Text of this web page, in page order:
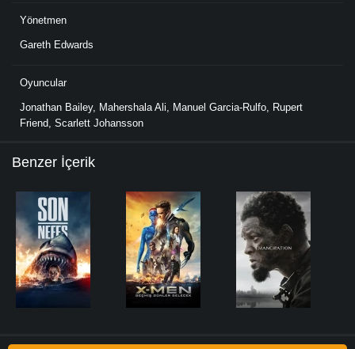
Yönetmen
Gareth Edwards
Oyuncular
Jonathan Bailey, Mahershala Ali, Manuel Garcia-Rulfo, Rupert
Friend, Scarlett Johansson
Benzer İçerik